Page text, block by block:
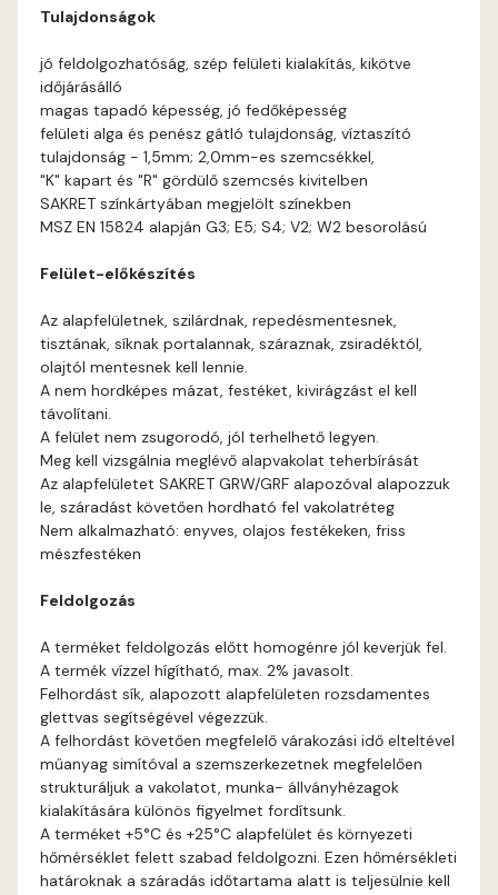
Blood-orange E
Bone A
Brick E
Caramel D
Citrus C
Citrus D
Citrus E
Cobalt E
Cognac E
Tulajdonságok
jó feldolgozhatóság, szép felületi kialakítás, kikötve
időjárásálló
magas tapadó képesség, jó fedőképesség
felületi alga és penész gátló tulajdonság, víztaszító
tulajdonság - 1,5mm; 2,0mm-es szemcsékkel,
"K" kapart és "R" gördülő szemcsés kivitelben
SAKRET színkártyában megjelölt színekben
MSZ EN 15824 alapján G3; E5; S4; V2; W2 besorolású
Felület-előkészítés
Az alapfelületnek, szilárdnak, repedésmentesnek,
tisztának, síknak portalannak, száraznak, zsiradéktól,
olajtól mentesnek kell lennie.
A nem hordképes mázat, festéket, kivirágzást el kell
távolítani.
A felület nem zsugorodó, jól terhelhető legyen.
Meg kell vizsgálnia meglévő alapvakolat teherbírását
Az alapfelületet SAKRET GRW/GRF alapozóval alapozzuk
le, száradást követően hordható fel vakolatréteg
Nem alkalmazható: enyves, olajos festékeken, friss
mészfestéken
Feldolgozás
A terméket feldolgozás előtt homogénre jól keverjük fel.
A termék vízzel hígítható, max. 2% javasolt.
Felhordást sík, alapozott alapfelületen rozsdamentes
glettvas segítségével végezzük.
A felhordást követően megfelelő várakozási idő elteltével
műanyag simítóval a szemszerkezetnek megfelelően
strukturáljuk a vakolatot, munka- állványhézagok
kialakítására különös figyelmet fordítsunk.
A terméket +5°C és +25°C alapfelület és környezeti
hőmérséklet felett szabad feldolgozni. Ezen hőmérsékleti
határoknak a száradás időtartama alatt is teljesülnie kell